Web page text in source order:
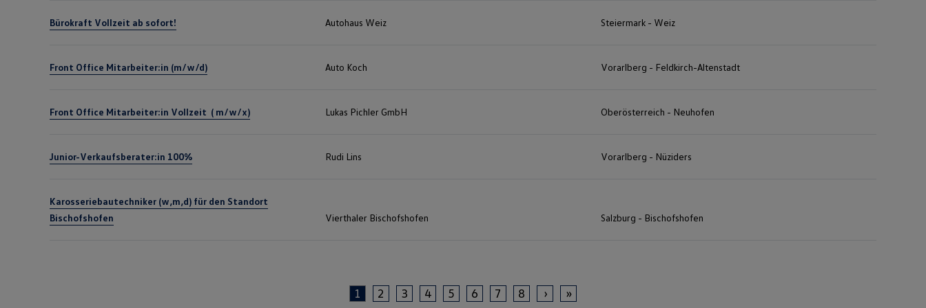
Bürokraft Vollzeit ab sofort! Autohaus Weiz Steiermark - Weiz
Front Office Mitarbeiter:in (m/w/d) Auto Koch Vorarlberg - Feldkirch-Altenstadt
Front Office Mitarbeiter:in Vollzeit ( m/w/x) Lukas Pichler GmbH Oberösterreich - Neuhofen
Junior-Verkaufsberater:in 100% Rudi Lins Vorarlberg - Nüziders
Karosseriebautechniker (w,m,d) für den Standort
Bischofshofen
Vierthaler Bischofshofen Salzburg - Bischofshofen
1 2 3 4 5 6 7 8 › »